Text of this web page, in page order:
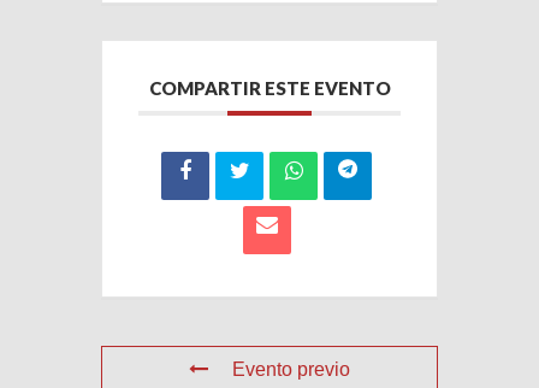
COMPARTIR ESTE EVENTO
Evento previo